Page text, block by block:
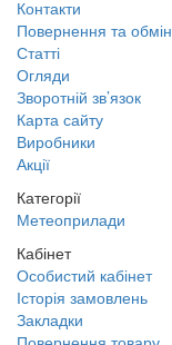
Контакти
Повернення та обмін
Статті
Огляди
Зворотній зв’язок
Карта сайту
Виробники
Акції
Категорії
Метеоприлади
Кабінет
Особистий кабінет
Історія замовлень
Закладки